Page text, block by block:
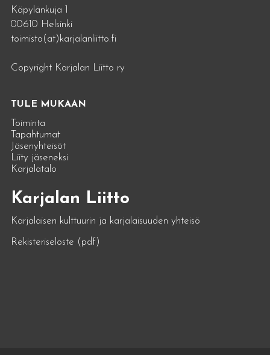
Käpylänkuja 1
00610 Helsinki
toimisto(at)karjalanliitto.fi
Copyright Karjalan Liitto ry
TULE MUKAAN
Toiminta
Tapahtumat
Jäsenyhteisöt
Liity jäseneksi
Karjalatalo
Karjalan Liitto
Karjalaisen kulttuurin ja karjalaisuuden yhteisö
Rekisteriseloste (pdf)